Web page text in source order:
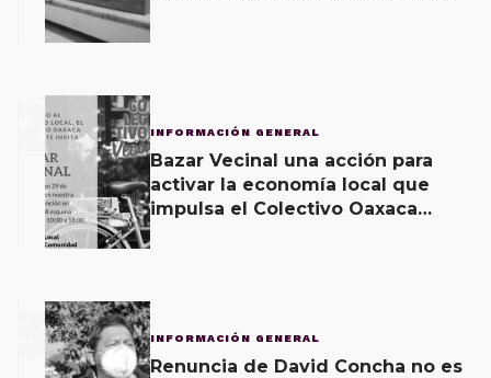
2 INFORMACIÓN GENERAL
Bazar Vecinal una acción para
activar la economía local que
impulsa el Colectivo Oaxaca
3 INFORMACIÓN GENERAL
Renuncia de David Concha no es